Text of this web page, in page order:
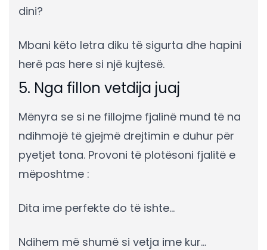
dini?
Mbani këto letra diku të sigurta dhe hapini
herë pas here si një kujtesë.
5. Nga fillon vetdija juaj
Mënyra se si ne fillojme fjalinë mund të na
ndihmojë të gjejmë drejtimin e duhur për
pyetjet tona. Provoni të plotësoni fjalitë e
mëposhtme :
Dita ime perfekte do të ishte…
Ndihem më shumë si vetja ime kur…